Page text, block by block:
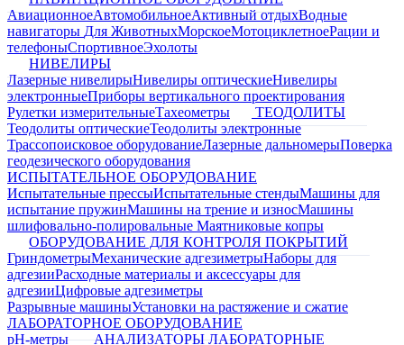
АвиационноеАвтомобильноеАктивный отдыхВодные
навигаторы Для ЖивотныхМорскоеМотоциклетноеРации и
телефоныСпортивноеЭхолоты
НИВЕЛИРЫ
Лазерные нивелирыНивелиры оптическиеНивелиры
электронныеПриборы вертикального проектирования
Рулетки измерительныеТахеометры
ТЕОДОЛИТЫ
Теодолиты оптическиеТеодолиты электронные
Трассопоисковое оборудованиеЛазерные дальномерыПоверка
геодезического оборудования
ИСПЫТАТЕЛЬНОЕ ОБОРУДОВАНИЕ
Испытательные прессыИспытательные стендыМашины для
испытание пружинМашины на трение и износМашины
шлифовально-полировальные Маятниковые копры
ОБОРУДОВАНИЕ ДЛЯ КОНТРОЛЯ ПОКРЫТИЙ
ГриндометрыМеханические адгезиметрыНаборы для
адгезииРасходные материалы и аксессуары для
адгезииЦифровые адгезиметры
Разрывные машиныУстановки на растяжение и сжатие
ЛАБОРАТОРНОЕ ОБОРУДОВАНИЕ
pH-метры
АНАЛИЗАТОРЫ ЛАБОРАТОРНЫЕ